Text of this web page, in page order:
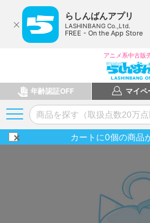
らしんばんアプリ
LASHINBANG Co.,Ltd.
FREE - On the App Store
アニメ系中古販
年齢認証OFF マイペ
カートに0個の商品